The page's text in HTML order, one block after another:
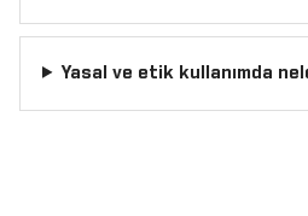
Yasal ve etik kullanımda